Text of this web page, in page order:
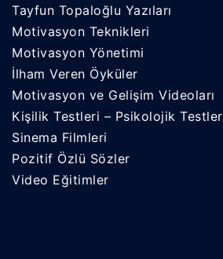
Tayfun Topaloğlu Yazıları
Motivasyon Teknikleri
Motivasyon Yönetimi
İlham Veren Öyküler
Motivasyon ve Gelişim Videoları
Kişilik Testleri – Psikolojik Testler
Sinema Filmleri
Pozitif Özlü Sözler
Video Eğitimler